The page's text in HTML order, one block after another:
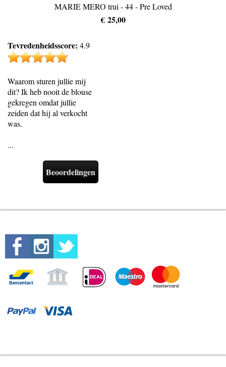
MARIE MERO trui - 44 - Pre Loved
€ 25,00
Tevredenheidsscore: 4.9
Waarom sturen jullie mij
dit? Ik heb nooit de blouse
gekregen omdat jullie
zeiden dat hij al verkocht
was.
...
Beoordelingen